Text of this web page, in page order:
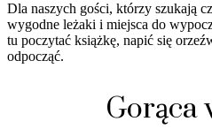
Dla naszych gości, którzy szukają
wygodne leżaki i miejsca do
tu poczytać książkę, napić się
odpocząć.
Gorąca